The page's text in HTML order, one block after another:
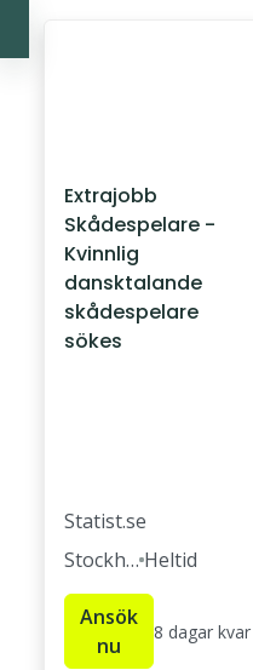
Extrajobb
Skådespelare -
Kvinnlig
dansktalande
skådespelare
sökes
Statist.se
Stockho
lm
Heltid
Ansök
nu
8 dagar kvar